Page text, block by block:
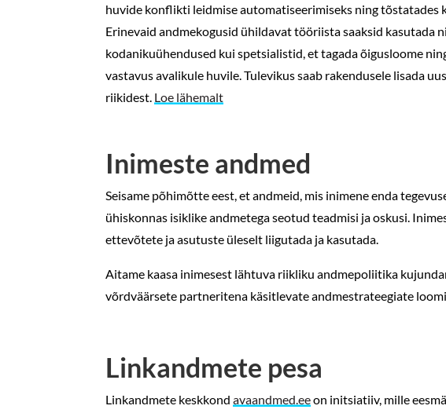
huvide konflikti leidmise automatiseerimiseks ning tõstatades
Erinevaid andmekogusid ühildavat tööriista saaksid kasutada
kodanikuühendused kui spetsialistid, et tagada õigusloome
vastavus avalikule huvile. Tulevikus saab rakendusele lisada
riikidest. Loe lähemalt
Inimeste andmed
Seisame põhimõtte eest, et andmeid, mis inimene enda
ühiskonnas isiklike andmetega seotud teadmisi ja oskusi.
ettevõtete ja asutuste üleselt liigutada ja kasutada.
Aitame kaasa inimesest lähtuva riikliku andmepoliitika
võrdväärsete partneritena käsitlevate andmestrateegiate
Linkandmete pesa
Linkandmete keskkondavaandmed.eeon initsiatiiv, mille